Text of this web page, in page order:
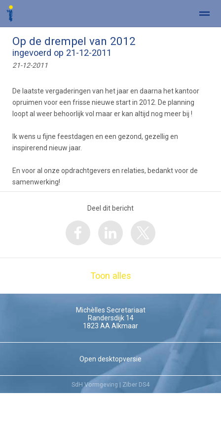
Op de drempel van 2012
ingevoerd op 21-12-2011
21-12-2011
De laatste vergaderingen van het jaar en daarna het kantoor
opruimen voor een frisse nieuwe start in 2012. De planning
loopt al weer behoorlijk vol maar er kan altijd nog meer bij !
Ik wens u fijne feestdagen en een gezond, gezellig en
inspirerend nieuw jaar.
En voor al onze opdrachtgevers en relaties, bedankt voor de
samenwerking!
Deel dit bericht
Toon alles
Michèlles Secretariaat
Randersdijk 14
1823 AA Alkmaar
Open desktopversie
SdH Vormgeving | Ziber DS4